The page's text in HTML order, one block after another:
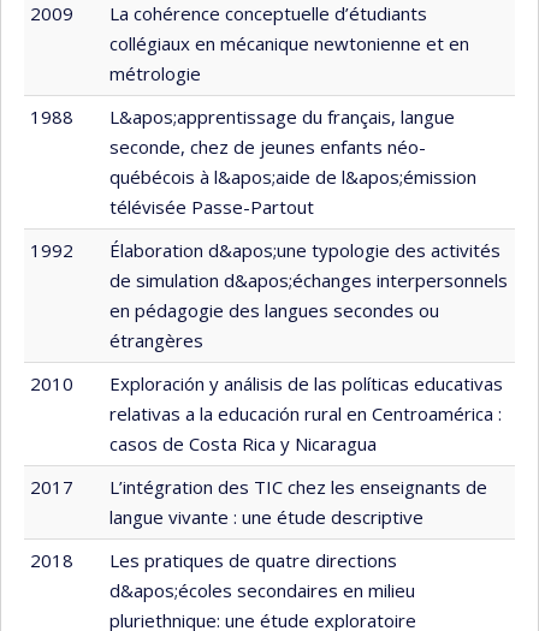
2009
La cohérence conceptuelle d’étudiants
collégiaux en mécanique newtonienne et en
métrologie
1988
L&apos;apprentissage du français, langue
seconde, chez de jeunes enfants néo-
québécois à l&apos;aide de l&apos;émission
télévisée Passe-Partout
1992
Élaboration d&apos;une typologie des activités
de simulation d&apos;échanges interpersonnels
en pédagogie des langues secondes ou
étrangères
2010
Exploración y análisis de las políticas educativas
relativas a la educación rural en Centroamérica :
casos de Costa Rica y Nicaragua
2017
L’intégration des TIC chez les enseignants de
langue vivante : une étude descriptive
2018
Les pratiques de quatre directions
d&apos;écoles secondaires en milieu
pluriethnique: une étude exploratoire